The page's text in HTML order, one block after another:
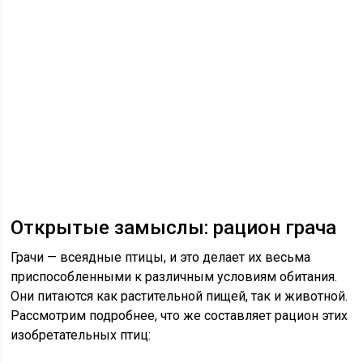
Открытые замыслы: рацион грача
Грачи — всеядные птицы, и это делает их весьма
приспособленными к различным условиям обитания.
Они питаются как растительной пищей, так и животной.
Рассмотрим подробнее, что же составляет рацион этих
изобретательных птиц: